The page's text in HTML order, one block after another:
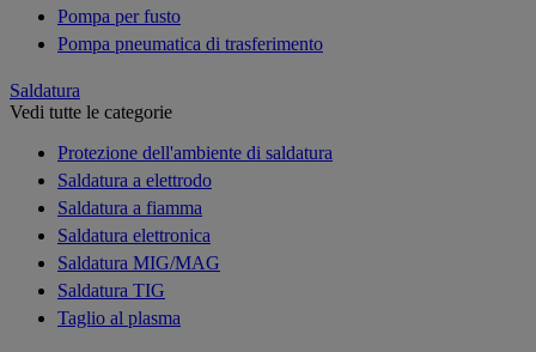
Pompa per fusto
Pompa pneumatica di trasferimento
Saldatura
Vedi tutte le categorie
Protezione dell'ambiente di saldatura
Saldatura a elettrodo
Saldatura a fiamma
Saldatura elettronica
Saldatura MIG/MAG
Saldatura TIG
Taglio al plasma